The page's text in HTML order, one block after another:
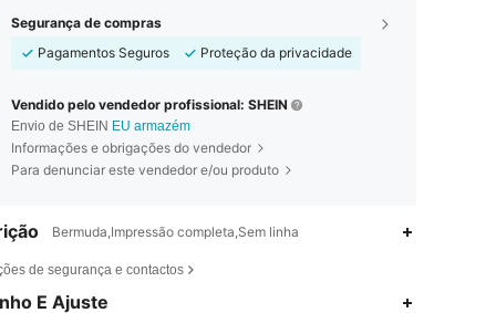
Segurança de compras
Pagamentos Seguros
Proteção da privacidade
Vendido pelo vendedor profissional: SHEIN
Envio de SHEIN EU armazém
Informações e obrigações do vendedor
Para denunciar este vendedor e/ou produto
Bermuda,Impressão completa,Sem linha
de segurança e contactos
E Ajuste